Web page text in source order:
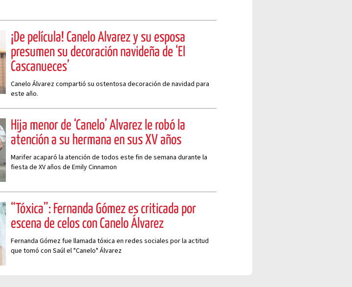
¡De película! Canelo Álvarez y su esposa
presumen su decoración navideña de ‘El
Cascanueces’
Canelo Álvarez compartió su ostentosa decoración de navidad para
este año.
Hija menor de ‘Canelo’ Álvarez le robó la
atención a su hermana en sus XV años
Marifer acaparó la atención de todos este fin de semana durante la
fiesta de XV años de Emily Cinnamon
“Tóxica”: Fernanda Gómez es criticada por
escena de celos con Canelo Álvarez
Fernanda Gómez fue llamada tóxica en redes sociales por la actitud
que tomó con Saúl el "Canelo" Álvarez